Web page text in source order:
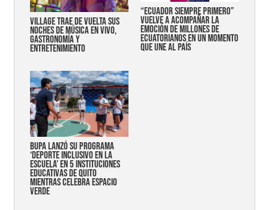
Village trae de vuelta sus
noches de música en vivo,
gastronomía y
entretenimiento
“Ecuador siempre primero”
vuelve a acompañar la
emoción de millones de
ecuatorianos en un momento
que une al país
Bupa lanzó su programa
‘Deporte Inclusivo en la
Escuela’ en 5 instituciones
educativas de Quito
mientras celebra espacio
verde